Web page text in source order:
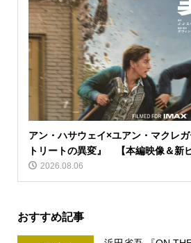
アン・ハサウェイ×ユアン・マクレ
トリートの異変』 【本編映像＆新
2026.08.06
おすすめ記事